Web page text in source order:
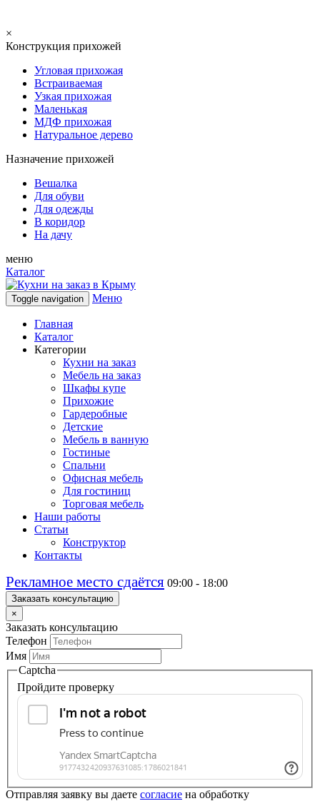
×
Конструкция прихожей
Угловая прихожая
Встраиваемая
Узкая прихожая
Маленькая
МДФ прихожая
Натуральное дерево
Назначение прихожей
Вешалка
Для обуви
Для одежды
В коридор
На дачу
меню
Каталог
Toggle navigation Меню
Главная
Каталог
Категории
Кухни на заказ
Мебель на заказ
Шкафы купе
Прихожие
Гардеробные
Детские
Мебель в ванную
Гостиные
Спальни
Офисная мебель
Для гостиниц
Торговая мебель
Наши работы
Статьи
Конструктор
Контакты
Рекламное место сдаётся 09:00 - 18:00
Заказать консультацию
×
Заказать консультацию
Телефон
Имя
Captcha
Пройдите проверку
Отправляя заявку вы даете согласие на обработку